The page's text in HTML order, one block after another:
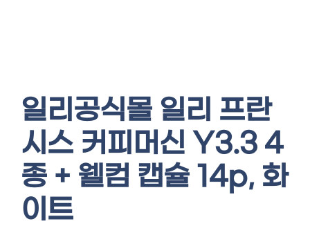
일리공식몰 일리 프란
시스 커피머신 Y3.3 4
종 + 웰컴 캡슐 14p, 화
이트